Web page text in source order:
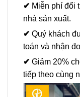
✔ Miễn phí đổi
nhà sản xuất.
✔ Quý khách
toán và nhận
✔ Giảm 20%
tiếp theo cùng